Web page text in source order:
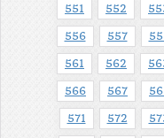
551 552
556 557
561 562
566 567
571 572